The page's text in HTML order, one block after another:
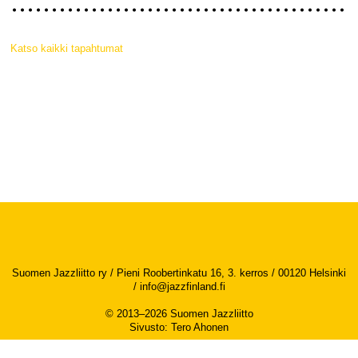
Katso kaikki tapahtumat
Suomen Jazzliitto ry / Pieni Roobertinkatu 16, 3. kerros / 00120 Helsinki
/ info@jazzfinland.fi
© 2013–2026 Suomen Jazzliitto
Sivusto: Tero Ahonen